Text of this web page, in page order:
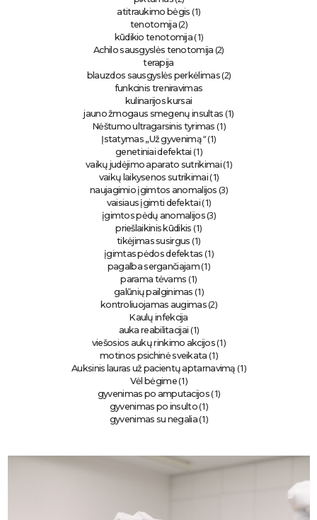
atitraukimo bėgis (1)
tenotomija(2)
kūdikio tenotomija (1)
Achilo sausgyslės tenotomija (2)
terapija
blauzdos sausgyslės perkėlimas(2)
funkcinis treniravimas
kulinarijos kursai
jauno žmogaus smegenų insultas (1)
Nėštumo ultragarsinis tyrimas (1)
Įstatymas „Už gyvenimą“ (1)
genetiniai defektai (1)
vaikų judėjimo aparato sutrikimai(1)
vaikų laikysenos sutrikimai(1)
naujagimio įgimtos anomalijos (3)
vaisiaus įgimti defektai (1)
įgimtos pėdų anomalijos(3)
priešlaikinis kūdikis (1)
tikėjimas susirgus (1)
įgimtas pėdos defektas (1)
pagalba sergančiajam(1)
parama tėvams (1)
galūnių pailginimas (1)
kontroliuojamas augimas(2)
Kaulų infekcija
auka reabilitacijai (1)
viešosios aukų rinkimo akcijos(1)
motinos psichinė sveikata (1)
Auksinis lauras už pacientų aptarnavimą (1)
Vėl bėgime(1)
gyvenimas po amputacijos (1)
gyvenimas po insulto(1)
gyvenimas su negalia(1)